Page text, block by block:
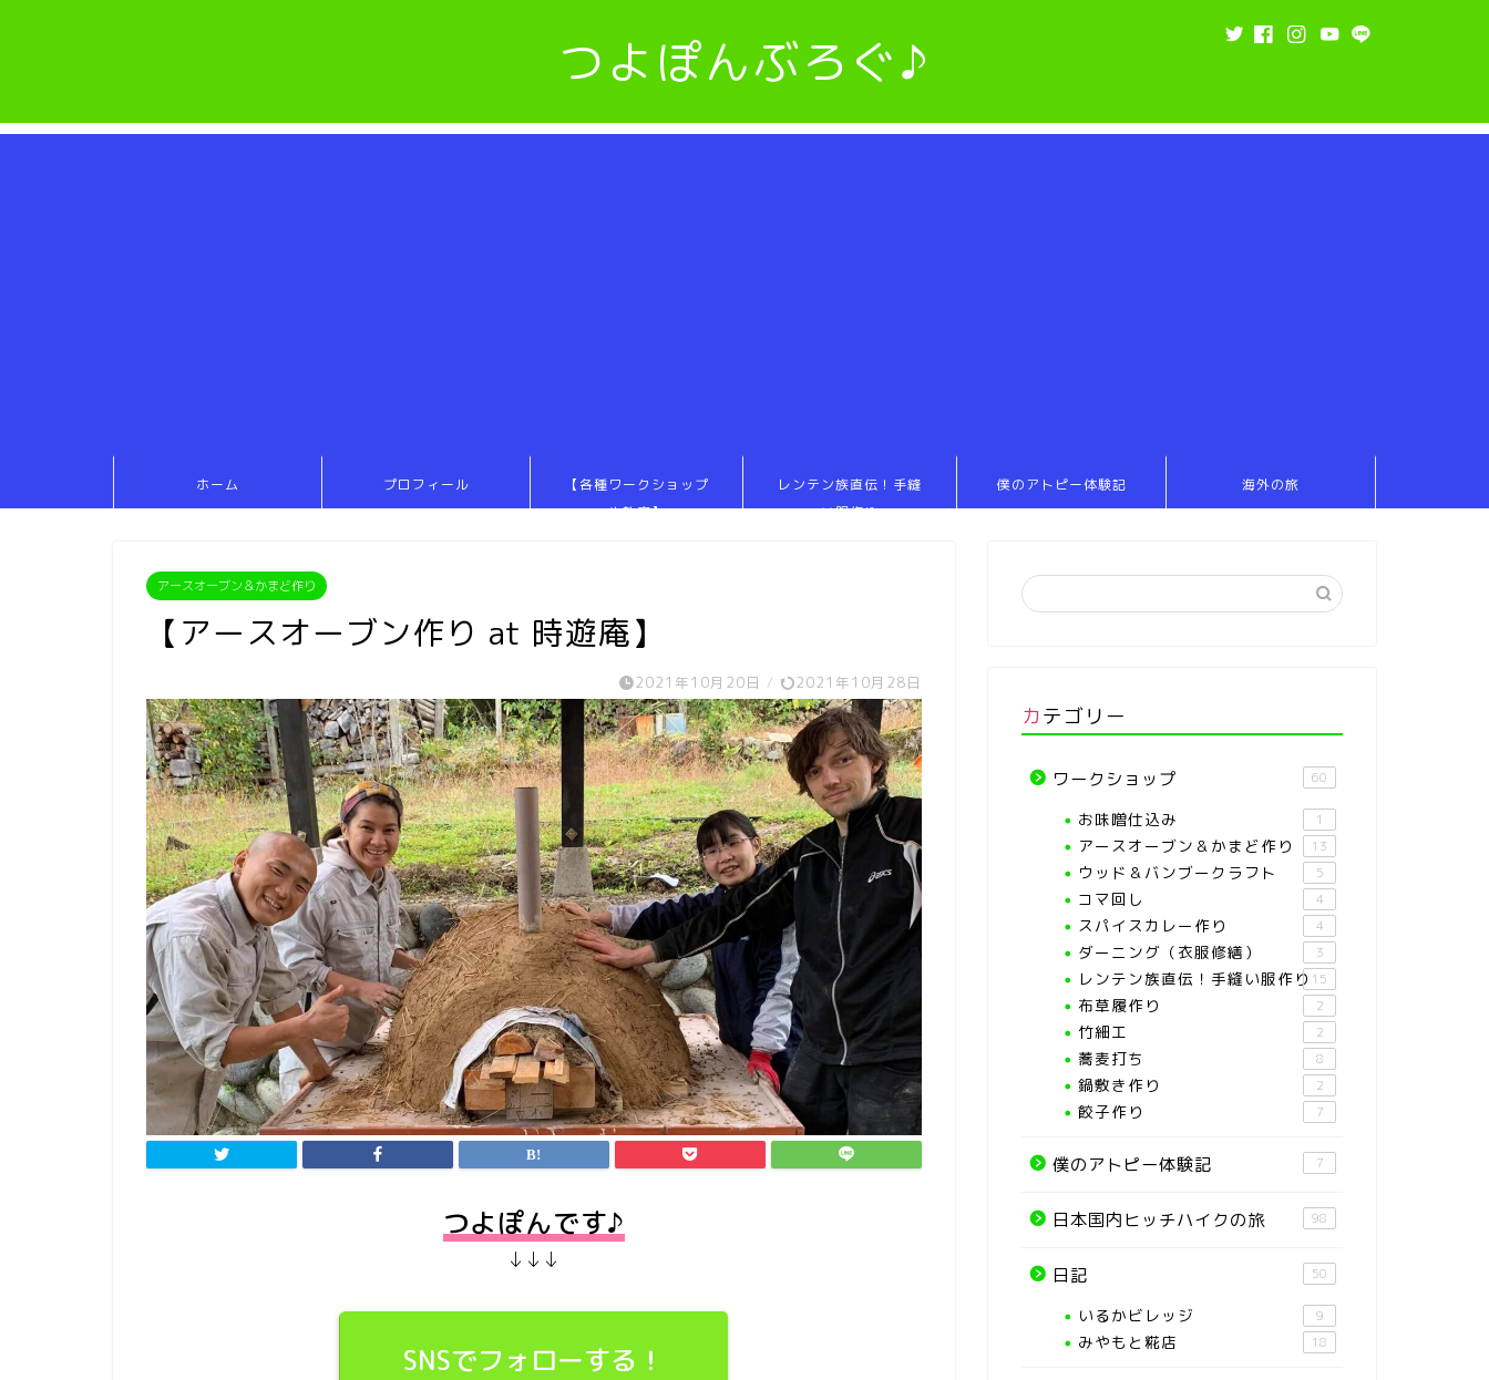
つよぽんぶろぐ♪
ホーム プロフィール
【各種ワークショップ
や教室】
レンテン族直伝！手縫
い服作り
僕のアトピー体験記 海外の旅
アースオーブン＆かまど作り
【アースオーブン作り at 時遊庵】
2021年10月20日 / 2021年10月28日
つよぽんです♪
↓↓↓
SNSでフォローする！
カテゴリー
ワークショップ 60
お味噌仕込み 1
アースオーブン＆かまど作り 13
ウッド＆バンブークラフト 5
コマ回し 4
スパイスカレー作り 4
ダーニング（衣服修繕） 3
レンテン族直伝！手縫い服作り 15
布草履作り 2
竹細工 2
蕎麦打ち 8
鍋敷き作り 2
餃子作り 7
僕のアトピー体験記 7
日本国内ヒッチハイクの旅 98
日記 50
いるかビレッジ 9
みやもと糀店 18